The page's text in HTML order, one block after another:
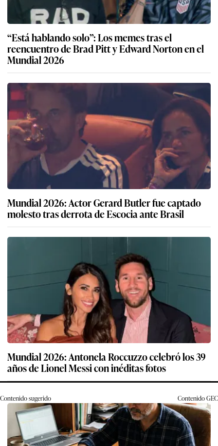
“Está hablando solo”: Los memes tras el
reencuentro de Brad Pitt y Edward Norton en el
Mundial 2026
Mundial 2026: Actor Gerard Butler fue captado
molesto tras derrota de Escocia ante Brasil
Mundial 2026: Antonela Roccuzzo celebró los 39
años de Lionel Messi con inéditas fotos
Contenido sugerido ContenidoGEC